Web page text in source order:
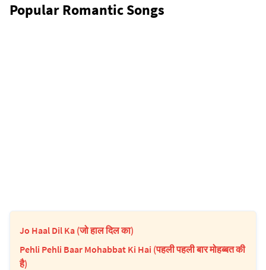
Popular Romantic Songs
Jo Haal Dil Ka (जो हाल दिल का)
Pehli Pehli Baar Mohabbat Ki Hai (पहली पहली बार मोहब्बत की
है)